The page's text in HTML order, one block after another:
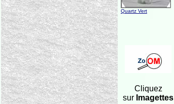
Quartz Vert
Cliquez
sur Imagettes